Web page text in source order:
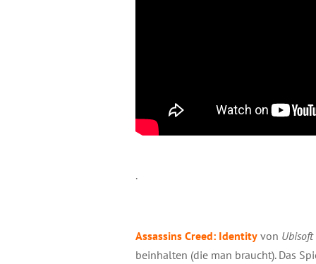
.
Assassins Creed: Identity von Ubisoft
beinhalten (die man braucht). Das